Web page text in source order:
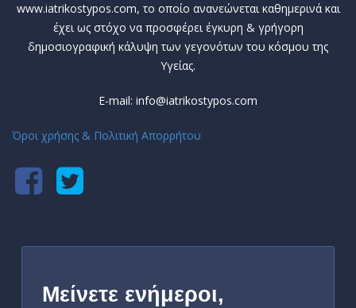
www.iatrikostypos.com, το οποίο ανανεώνεται καθημερινά και
έχει ως στόχο να προσφέρει έγκυρη & γρήγορη
δημοσιογραφική κάλυψη των γεγονότων του κόσμου της
Υγείας.
E-mail: info@iatrikostypos.com
Όροι χρήσης & Πολιτική Απορρήτου
Μείνετε ενήμεροι,